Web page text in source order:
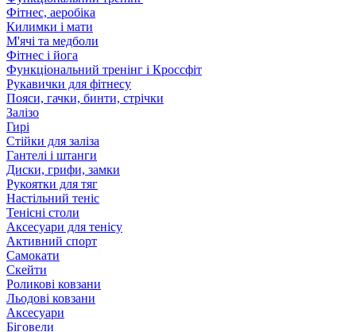
Фітнес, аеробіка
Килимки і мати
М'ячі та медболи
Фітнес і йога
Функціональний тренінг і Кроссфіт
Рукавички для фітнесу
Пояси, гачки, бинти, стрічки
Залізо
Гирі
Стійки для заліза
Гантелі і штанги
Диски, грифи, замки
Рукоятки для тяг
Настільний теніс
Тенісні столи
Аксесуари для тенісу
Активний спорт
Самокати
Скейти
Роликові ковзани
Льодові ковзани
Аксесуари
Біговели